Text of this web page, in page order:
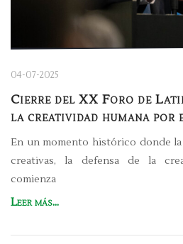
04-07-2025
Cierre del XX Foro de
la creatividad humana por
En un momento histórico donde
creativas, la defensa de la
comienza
Leer más...